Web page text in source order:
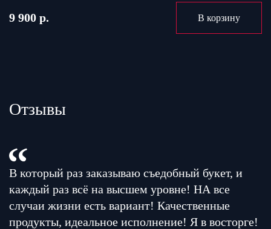
9 900 р. В корзину
Отзывы
В который раз заказываю съедобный букет, и
каждый раз всё на высшем уровне! НА все
случаи жизни есть вариант! Качественные
продукты, идеальное исполнение! Я в восторге!